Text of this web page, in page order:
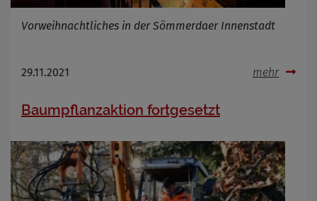
Vorweihnachtliches in der Sömmerdaer Innenstadt
29.11.2021 mehr
Baumpflanzaktion fortgesetzt